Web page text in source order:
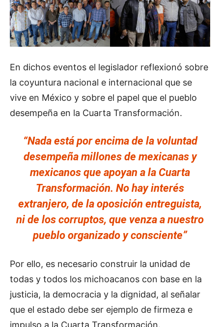
En dichos eventos el legislador reflexionó sobre
la coyuntura nacional e internacional que se
vive en México y sobre el papel que el pueblo
desempeña en la Cuarta Transformación.
“Nada está por encima de la voluntad
desempeña millones de mexicanas y
mexicanos que apoyan a la Cuarta
Transformación. No hay interés
extranjero, de la oposición entreguista,
ni de los corruptos, que venza a nuestro
pueblo organizado y consciente”
Por ello, es necesario construir la unidad de
todas y todos los michoacanos con base en la
justicia, la democracia y la dignidad, al señalar
que el estado debe ser ejemplo de firmeza e
impulso a la Cuarta Transformación.